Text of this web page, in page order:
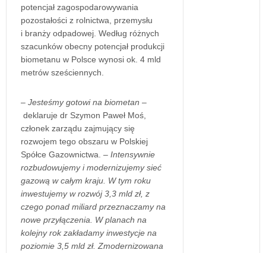
potencjał zagospodarowywania
pozostałości z rolnictwa, przemysłu
i branży odpadowej. Według różnych
szacunków obecny potencjał produkcji
biometanu w Polsce wynosi ok. 4 mld
metrów sześciennych.
– Jesteśmy gotowi na biometan –
deklaruje dr Szymon Paweł Moś,
członek zarządu zajmujący się
rozwojem tego obszaru w Polskiej
Spółce Gazownictwa. – Intensywnie
rozbudowujemy i modernizujemy sieć
gazową w całym kraju. W tym roku
inwestujemy w rozwój 3,3 mld zł, z
czego ponad miliard przeznaczamy na
nowe przyłączenia. W planach na
kolejny rok zakładamy inwestycje na
poziomie 3,5 mld zł. Zmodernizowana